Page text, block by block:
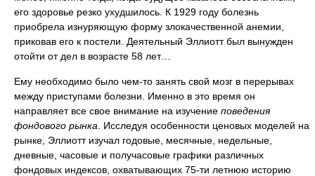
его здоровье резко ухудшилось. К 1929 году болезнь
приобрела изнуряющую форму злокачественной анемии,
приковав его к постели. Деятельный Эллиотт был вынужден
отойти от дел в возрасте 58 лет…
Ему необходимо было чем-то занять свой мозг в перерывах
между приступами болезни. Именно в это время он
направляет все свое внимание на изучение поведения
фондового рынка . Исследуя особенности ценовых моделей на
рынке, Эллиотт изучал годовые, месячные, недельные,
дневные, часовые и получасовые графики различных
фондовых индексов, охватывающих 75-ти летнюю историю